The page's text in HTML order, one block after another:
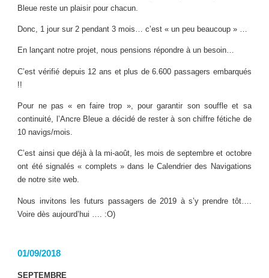
Bleue reste un plaisir pour chacun.
Donc, 1 jour sur 2 pendant 3 mois… c’est « un peu beaucoup » …
En lançant notre projet, nous pensions répondre à un besoin…
C’est vérifié depuis 12 ans et plus de 6.600 passagers embarqués
!!
Pour ne pas « en faire trop », pour garantir son souffle et sa
continuité, l’Ancre Bleue a décidé de rester à son chiffre fétiche de
10 navigs/mois.
C’est ainsi que déjà à la mi-août, les mois de septembre et octobre
ont été signalés « complets » dans le Calendrier des Navigations
de notre site web.
Nous invitons les futurs passagers de 2019 à s’y prendre tôt….
Voire dès aujourd’hui …. :O)
01/09/2018
SEPTEMBRE